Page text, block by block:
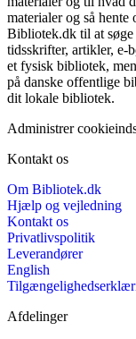
materialer og så
Bibliotek.dk til at søge
tidsskrifter, artikler, e-
et fysisk bibliotek,
på danske offentlige
dit lokale bibliotek.
Administrer
Kontakt os
Om Bibliotek.dk
Hjælp og vejledning
Kontakt os
Privatlivspolitik
Leverandører
English
Afdelinger